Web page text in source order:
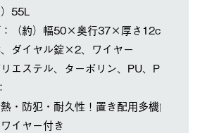
55L
（約）幅50×奥行37×厚さ12cm
ダイヤル錠×2、ワイヤー
エステル、ターポリン、PU、PEVA、PP
熱・防犯・耐久性！置き配用多機能クーラ
イヤー付き